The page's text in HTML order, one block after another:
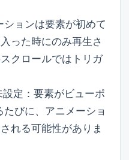
ションは要素が初めて
った時にのみ再生さ
クロールではトリガ
設定：要素がビューポ
びに、アニメーショ
れる可能性がありま